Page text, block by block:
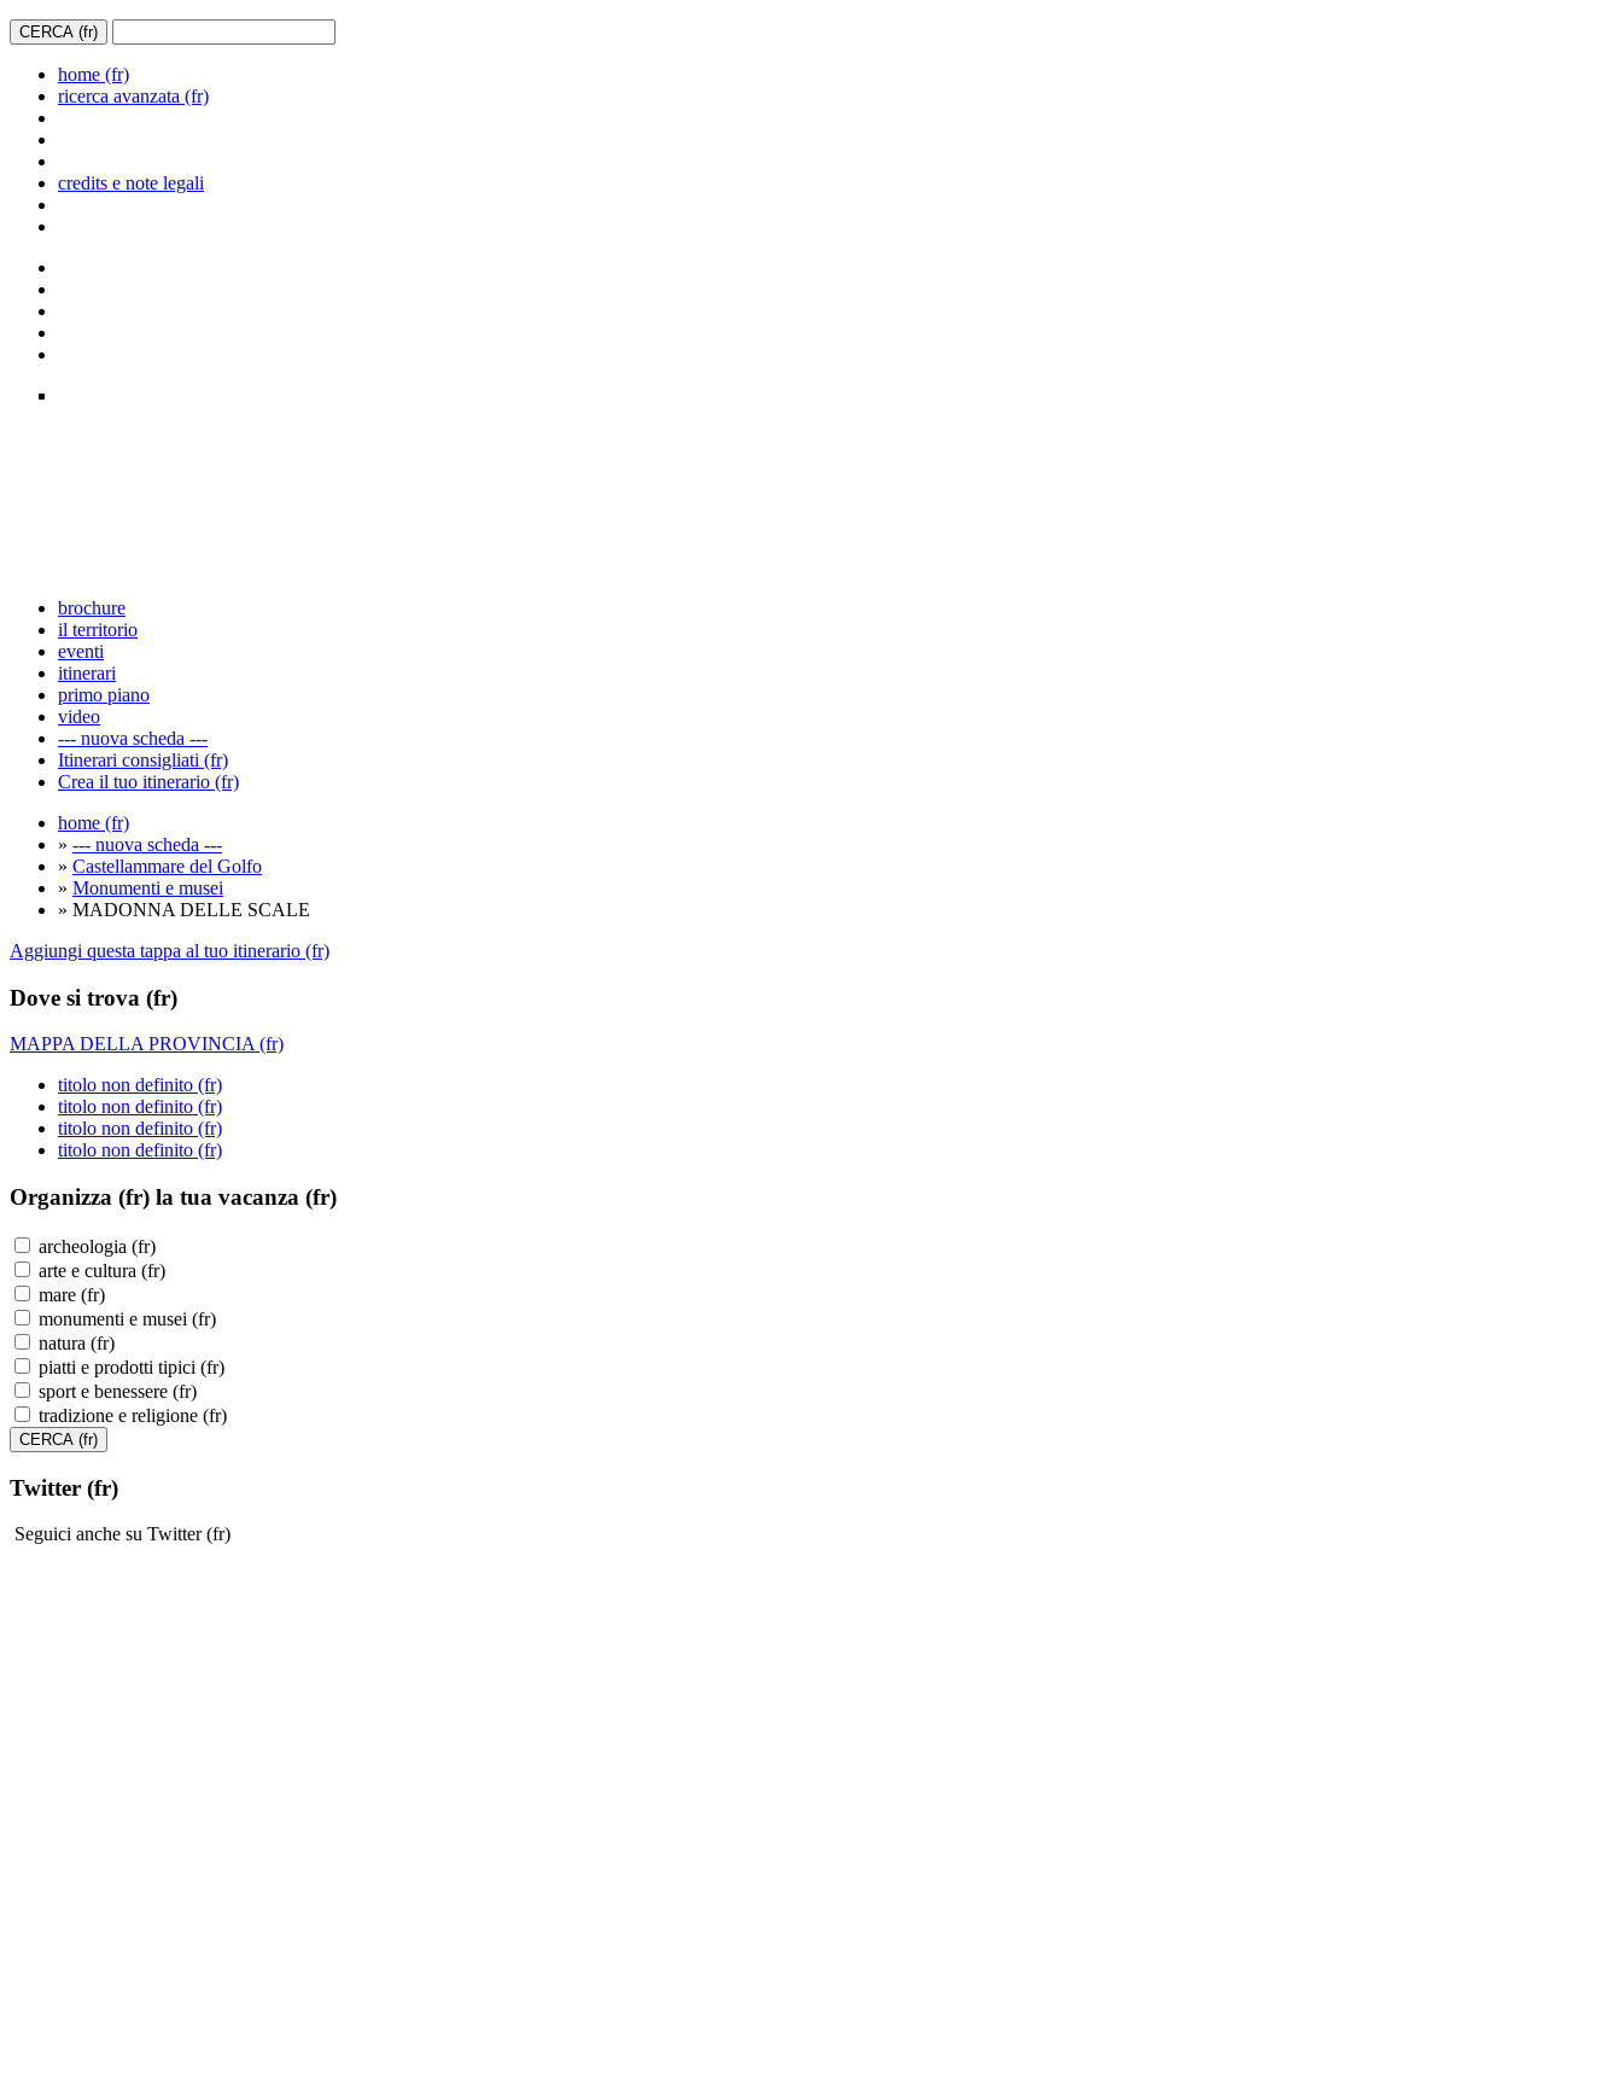
home (fr)
ricerca avanzata (fr)
credits e note legali
brochure
il territorio
eventi
itinerari
primo piano
video
--- nuova scheda ---
Itinerari consigliati (fr)
Crea il tuo itinerario (fr)
home (fr)
» --- nuova scheda ---
» Castellammare del Golfo
» Monumenti e musei
» MADONNA DELLE SCALE
Aggiungi questa tappa al tuo itinerario (fr)
Dove si trova (fr)
MAPPA DELLA PROVINCIA (fr)
titolo non definito (fr)
titolo non definito (fr)
titolo non definito (fr)
titolo non definito (fr)
Organizza (fr) la tua vacanza (fr)
archeologia (fr)
arte e cultura (fr)
mare (fr)
monumenti e musei (fr)
natura (fr)
piatti e prodotti tipici (fr)
sport e benessere (fr)
tradizione e religione (fr)
Twitter (fr)
Seguici anche su Twitter (fr)